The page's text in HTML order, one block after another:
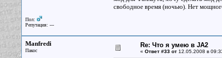
Пол:
Репутация: ---
свободное время (ночью). Нет
Manfredi
Пакос
Re: Что я умею в JA2
« Ответ #33 от12.05.2008 в